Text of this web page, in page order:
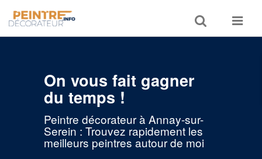
Toggle
search
Toggle
On vous fait gagner
du temps !
Peintre décorateur à Annay-sur-
Serein : Trouvez rapidement les
meilleurs peintres autour de moi